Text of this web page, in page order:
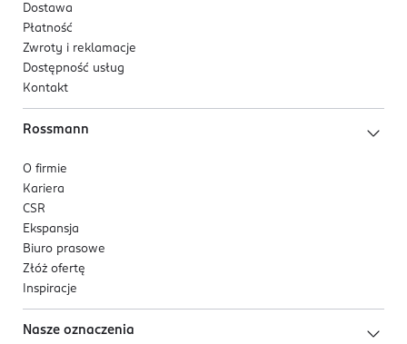
Dostawa
Płatność
Zwroty i reklamacje
Dostępność usług
Kontakt
Rossmann
O firmie
Kariera
CSR
Ekspansja
Biuro prasowe
Złóż ofertę
Inspiracje
Nasze oznaczenia